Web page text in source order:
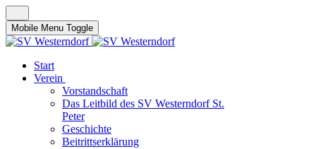
Mobile Menu Toggle
Start
Verein
Vorstandschaft
Das Leitbild des SV Westerndorf St.
Peter
Geschichte
Beitrittserklärung